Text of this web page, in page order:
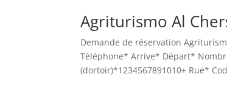
Agriturismo Al
Demande de réservation
Téléphone* Arrive* Départ*
(dortoir)*1234567891010+ Rue*